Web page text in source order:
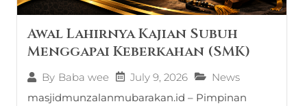
Awal Lahirnya Kajian Subuh
Menggapai Keberkahan (SMK)
By Baba wee July 9, 2026
News
masjidmunzalanmubarakan.id – Pimpinan